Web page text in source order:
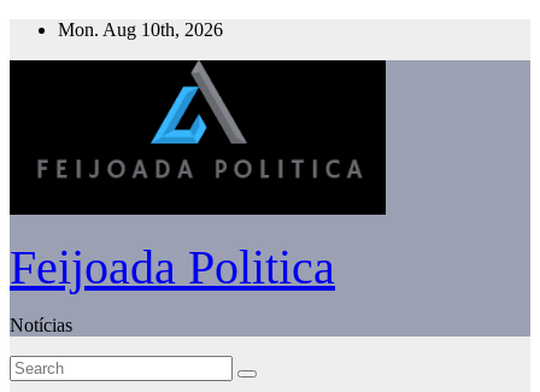
Skip
Mon. Aug 10th, 2026
Feijoada Politica
Notícias